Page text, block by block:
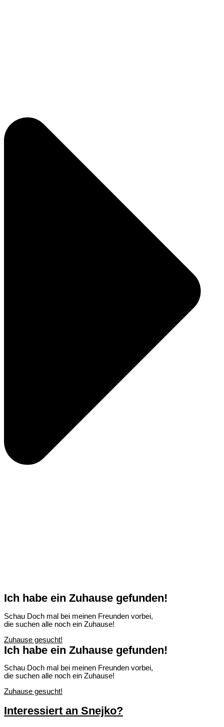
Ich habe ein Zuhause gefunden!
Schau Doch mal bei meinen Freunden vorbei,
die suchen alle noch ein Zuhause!
Zuhause gesucht!
Ich habe ein Zuhause gefunden!
Schau Doch mal bei meinen Freunden vorbei,
die suchen alle noch ein Zuhause!
Zuhause gesucht!
Interessiert an Snejko?